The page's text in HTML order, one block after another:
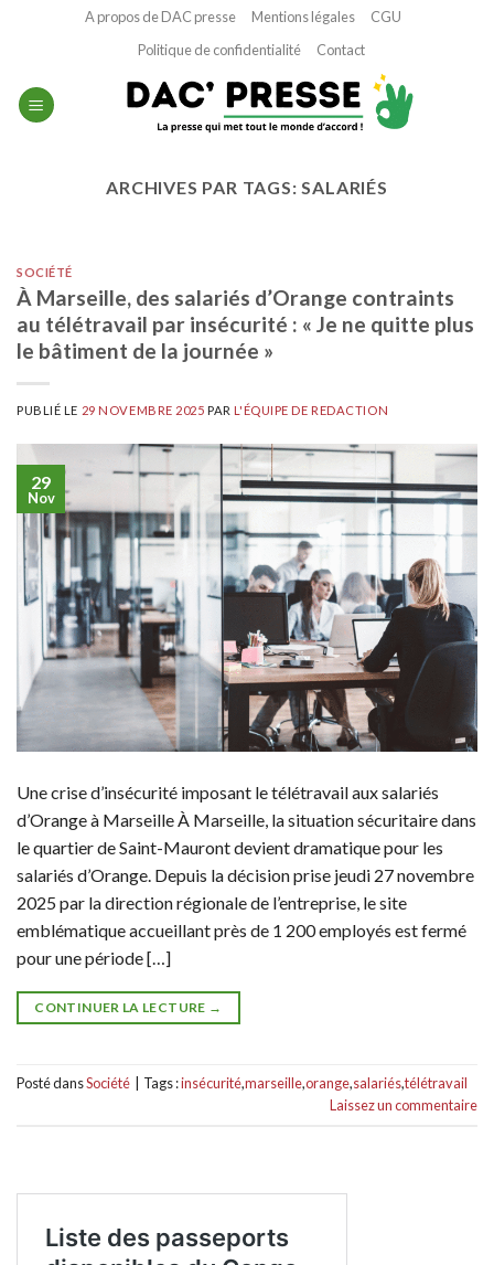
A propos de DAC presse Mentions légales
CGU
Politique de confidentialité
Contact
ARCHIVES PAR TAGS:SALARIÉS
SOCIÉTÉ
À Marseille, des salariés d’Orange contraints
au télétravail par insécurité : « Je ne quitte plus
le bâtiment de la journée »
PUBLIÉ LE 29 NOVEMBRE 2025 PARL'ÉQUIPE DE REDACTION
29
Nov
Une crise d’insécurité imposant le télétravail aux salariés
d’Orange à Marseille À Marseille, la situation sécuritaire dans
le quartier de Saint-Mauront devient dramatique pour les
salariés d’Orange. Depuis la décision prise jeudi 27 novembre
2025 par la direction régionale de l’entreprise, le site
emblématique accueillant près de 1 200 employés est fermé
pour une période […]
CONTINUER LA LECTURE →
Posté dansSociété Tags :insécurité,marseille,orange,salariés,télétravail
Laissez un commentaire